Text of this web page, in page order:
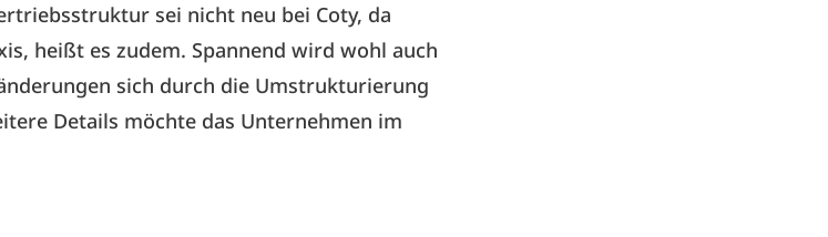
sei nicht neu bei Coty, da
heißt es zudem. Spannend wird wohl auch
sich durch die Umstrukturierung
Details möchte das Unternehmen im